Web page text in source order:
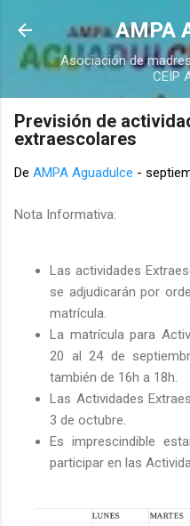
Ir al
AMPA
Asociación de
CEIP
Previsión de
extraescolares
De AMPA Aguadulce -
Nota Informativa:
Las actividades
se adjudicarán por
matrícula.
La matrícula para
20 al 24 de
también de 16h a 18h.
Las Actividades
3 de octubre.
Es imprescindible
participar en las